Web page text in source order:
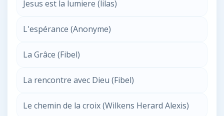
Jesus est la lumiere (lilas)
L'espérance (Anonyme)
La Grâce (Fibel)
La rencontre avec Dieu (Fibel)
Le chemin de la croix (Wilkens Herard Alexis)